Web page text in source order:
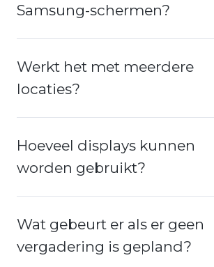
Samsung-schermen?
Werkt het met meerdere
locaties?
Hoeveel displays kunnen
worden gebruikt?
Wat gebeurt er als er geen
vergadering is gepland?